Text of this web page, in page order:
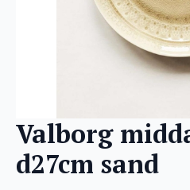
Valborg
d27cm sand